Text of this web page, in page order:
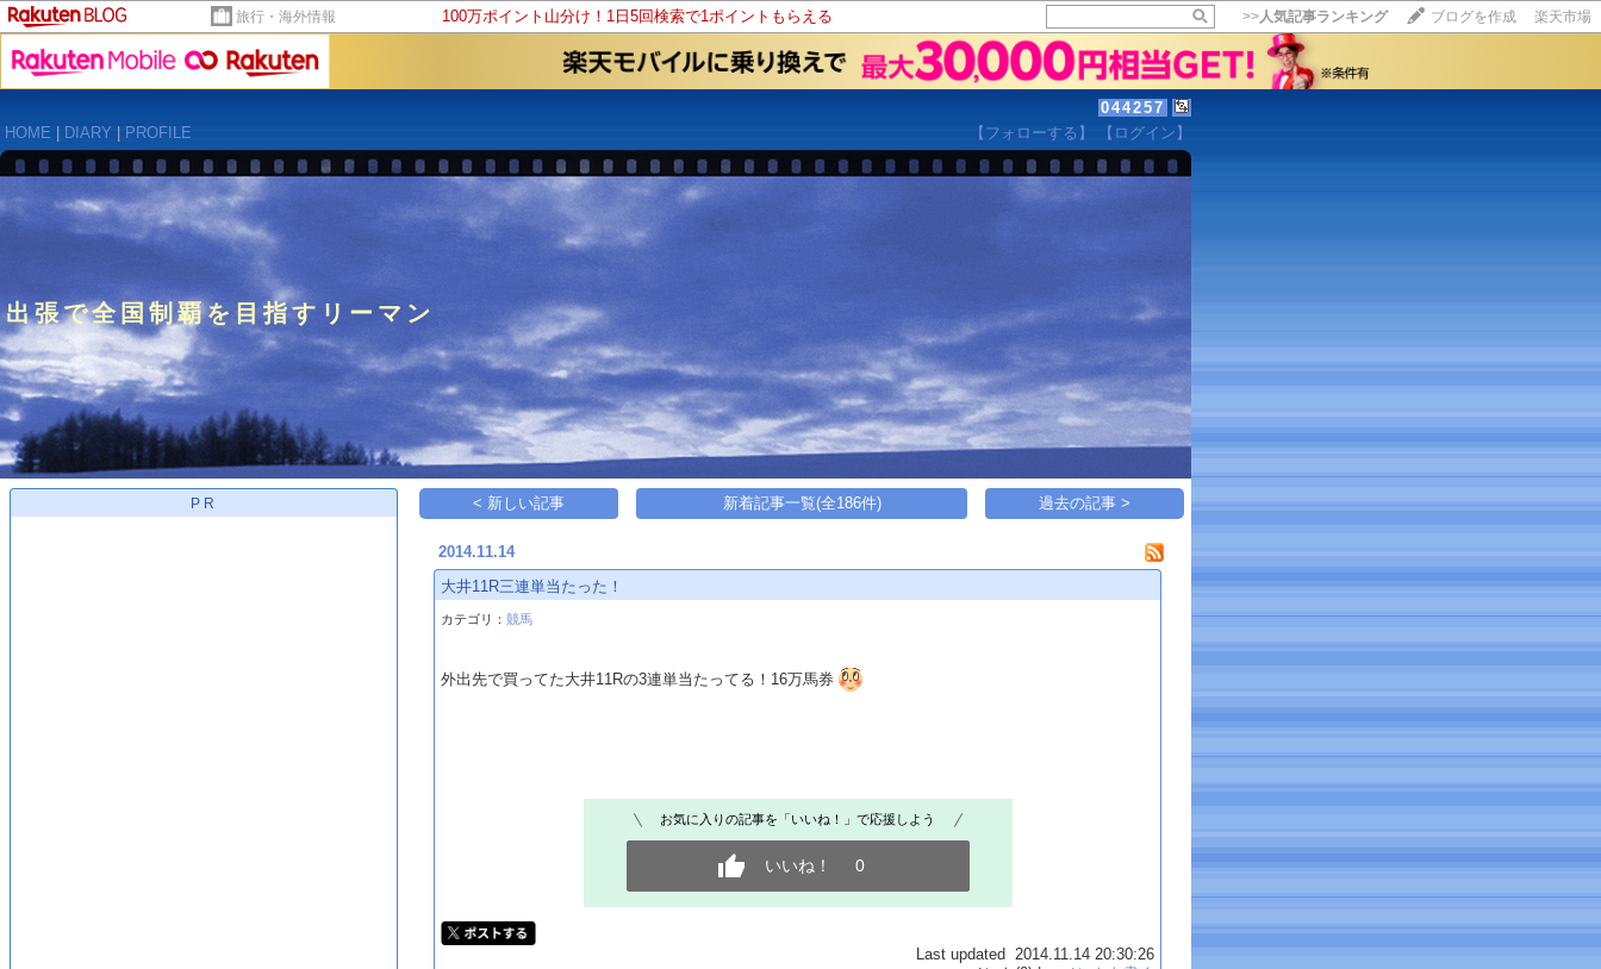
旅行・海外情報 100万ポイント山分け！1日5回検索で1ポイントもらえる >>人気記事ランキング ブログを作成 楽天市場
044257
HOME
DIARY PROFILE 【フォローする】 【ログイン】
出張で全国制覇を目指すリーマン
PR < 新しい記事 新着記事一覧(全186件) 過去の記事 >
2014.11.14
大井11R三連単当たった！
カテゴリ：競馬
外出先で買ってた大井11Rの3連単当たってる！16万馬券
お気に入りの記事を「いいね！」で応援しよう
いいね！ 0
Last updated 2014.11.14 20:30:26